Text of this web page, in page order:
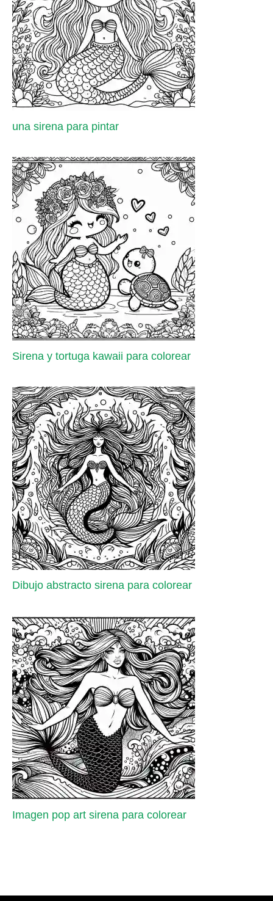
una sirena para pintar
Sirena y tortuga kawaii para colorear
Dibujo abstracto sirena para colorear
Imagen pop art sirena para colorear